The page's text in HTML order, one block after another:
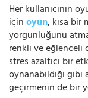
Her kullanıcının
içinoyun, kısa bir
yorgunluğunu
renkli ve
stres azaltıcı bir
oynanabildiği gibi
geçirmenin de bir